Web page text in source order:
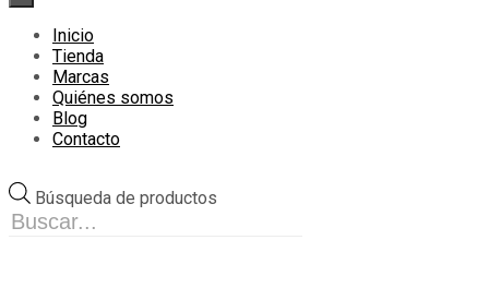
Inicio
Tienda
Marcas
Quiénes somos
Blog
Contacto
Búsqueda de productos